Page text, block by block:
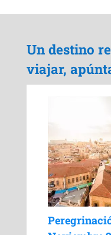
Un destino
viajar,